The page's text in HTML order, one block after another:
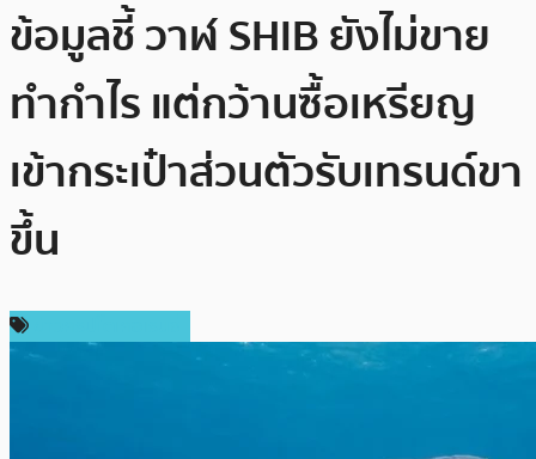
ข้อมูลชี้ วาฬ SHIB ยังไม่ขาย
ทำกำไร แต่กว้านซื้อเหรียญ
เข้ากระเป๋าส่วนตัวรับเทรนด์ขา
ขึ้น